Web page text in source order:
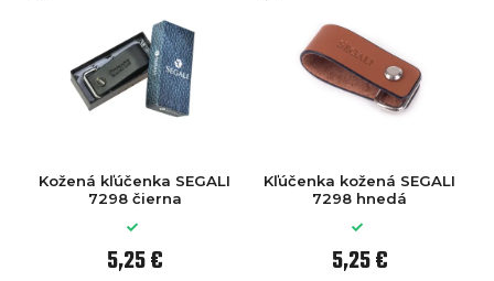
Kožená kľúčenka SEGALI
7298 čierna
5,25 €
Kľúčenka kožená SEGALI
7298 hnedá
5,25 €